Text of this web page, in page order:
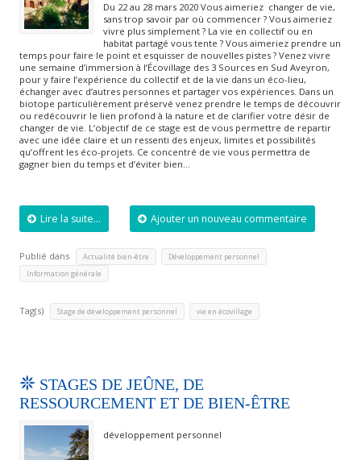
Du 22 au 28 mars 2020 Vous aimeriez changer de vie,
sans trop savoir par où commencer ? Vous aimeriez
vivre plus simplement ? La vie en collectif ou en
habitat partagé vous tente ? Vous aimeriez prendre un
temps pour faire le point et esquisser de nouvelles pistes ? Venez vivre
une semaine d’immersion à l’Écovillage des 3 Sources en Sud Aveyron,
pour y faire l’expérience du collectif et de la vie dans un éco-lieu,
échanger avec d’autres personnes et partager vos expériences. Dans un
biotope particulièrement préservé venez prendre le temps de découvrir
ou redécouvrir le lien profond à la nature et de clarifier votre désir de
changer de vie. L’objectif de ce stage est de vous permettre de repartir
avec une idée claire et un ressenti des enjeux, limites et possibilités
qu’offrent les éco-projets. Ce concentré de vie vous permettra de
gagner bien du temps et d’éviter bien…
Lire la suite... Ajouter un nouveau commentaire
Publié dans Actualité bien-être Développement personnel
Information générale
Tag(s) Stage de développement personnel vie en écovillage
STAGES DE JEÛNE, DE
RESSOURCEMENT ET DE BIEN-ÊTRE
développement personnel